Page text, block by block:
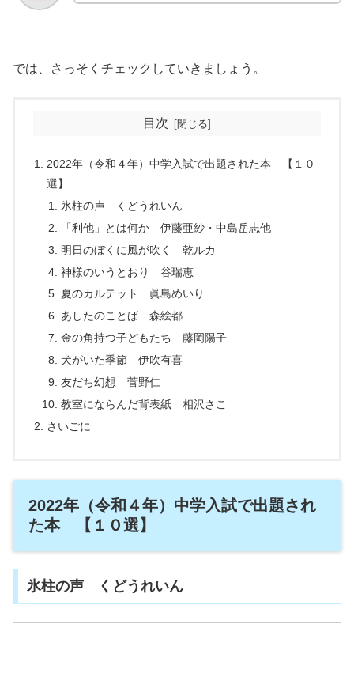
では、さっそくチェックしていきましょう。
目次
2022年（令和４年）中学入試で出題された本 【１０
選】
氷柱の声 くどうれいん
「利他」とは何か 伊藤亜紗・中島岳志他
明日のぼくに風が吹く 乾ルカ
神様のいうとおり 谷瑞恵
夏のカルテット 眞島めいり
あしたのことば 森絵都
金の角持つ子どもたち 藤岡陽子
犬がいた季節 伊吹有喜
友だち幻想 菅野仁
教室にならんだ背表紙 相沢さこ
さいごに
2022年（令和４年）中学入試で出題され
た本 【１０選】
氷柱の声 くどうれいん